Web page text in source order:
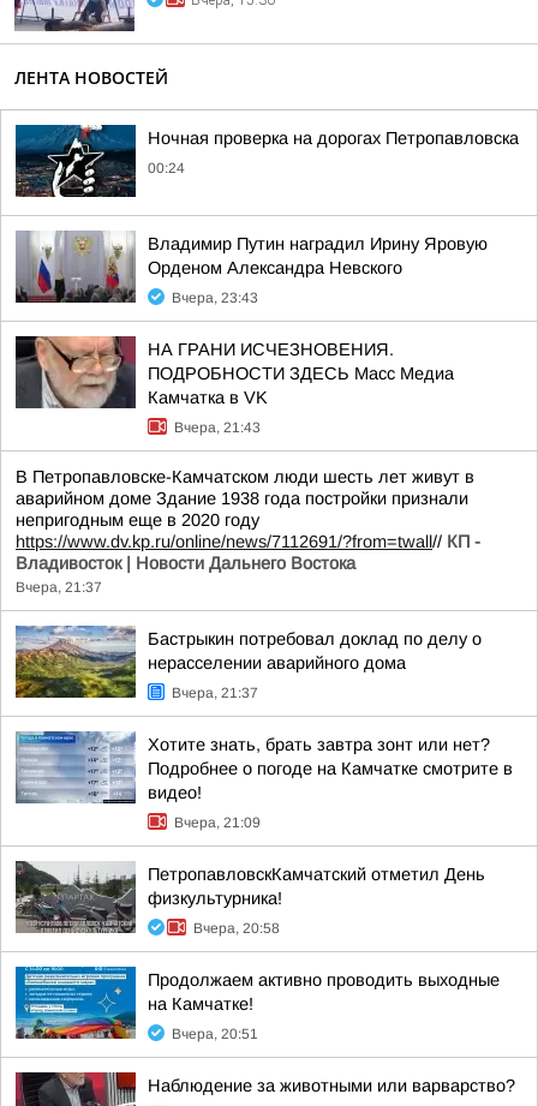
ЛЕНТА НОВОСТЕЙ
Ночная проверка на дорогах Петропавловска
00:24
Владимир Путин наградил Ирину Яровую
Орденом Александра Невского
Вчера, 23:43
НА ГРАНИ ИСЧЕЗНОВЕНИЯ.
ПОДРОБНОСТИ ЗДЕСЬ Масс Медиа
Камчатка в VK
Вчера, 21:43
В Петропавловске-Камчатском люди шесть лет живут в
аварийном доме Здание 1938 года постройки признали
непригодным еще в 2020 году
https://www.dv.kp.ru/online/news/7112691/?from=twall// КП -
Владивосток | Новости Дальнего Востока
Вчера, 21:37
Бастрыкин потребовал доклад по делу о
нерасселении аварийного дома
Вчера, 21:37
Хотите знать, брать завтра зонт или нет?
Подробнее о погоде на Камчатке смотрите в
видео!
Вчера, 21:09
ПетропавловскКамчатский отметил День
физкультурника!
Вчера, 20:58
Продолжаем активно проводить выходные
на Камчатке!
Вчера, 20:51
Наблюдение за животными или варварство?